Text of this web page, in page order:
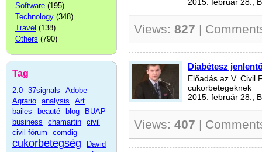
Software (195)
Technology (348)
Travel (138)
Others (790)
Tag
2.0 37signals
Adobe
Agrario analysis
Art
bailes
beauté blog
BUAP
business
chamartin civil
civil fórum
comdig
cukorbetegség
David
2015. február 28.,
Views: 827 |
Diabétesz
Előadás az V. Civil
cukorbetegeknek
2015. február 28.,
Views: 407 |